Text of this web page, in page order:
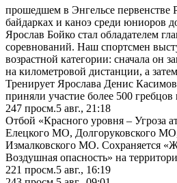
прошедшем в Энгельсе первенстве
байдарках и каноэ среди юниоров
Ярослав Бойко стал обладателем
соревнований. Наш спортсмен
возрастной категории: сначала он
на километровой дистанции, а
Тренирует Ярослава Денис
приняли участие более 500
247 просм.5 авг., 21:18
Отбой «Красного уровня – Угроза
Елецкого МО, Долгоруковского
Измалковского МО. Сохраняется
Воздушная опасность» на
221 просм.5 авг., 16:19